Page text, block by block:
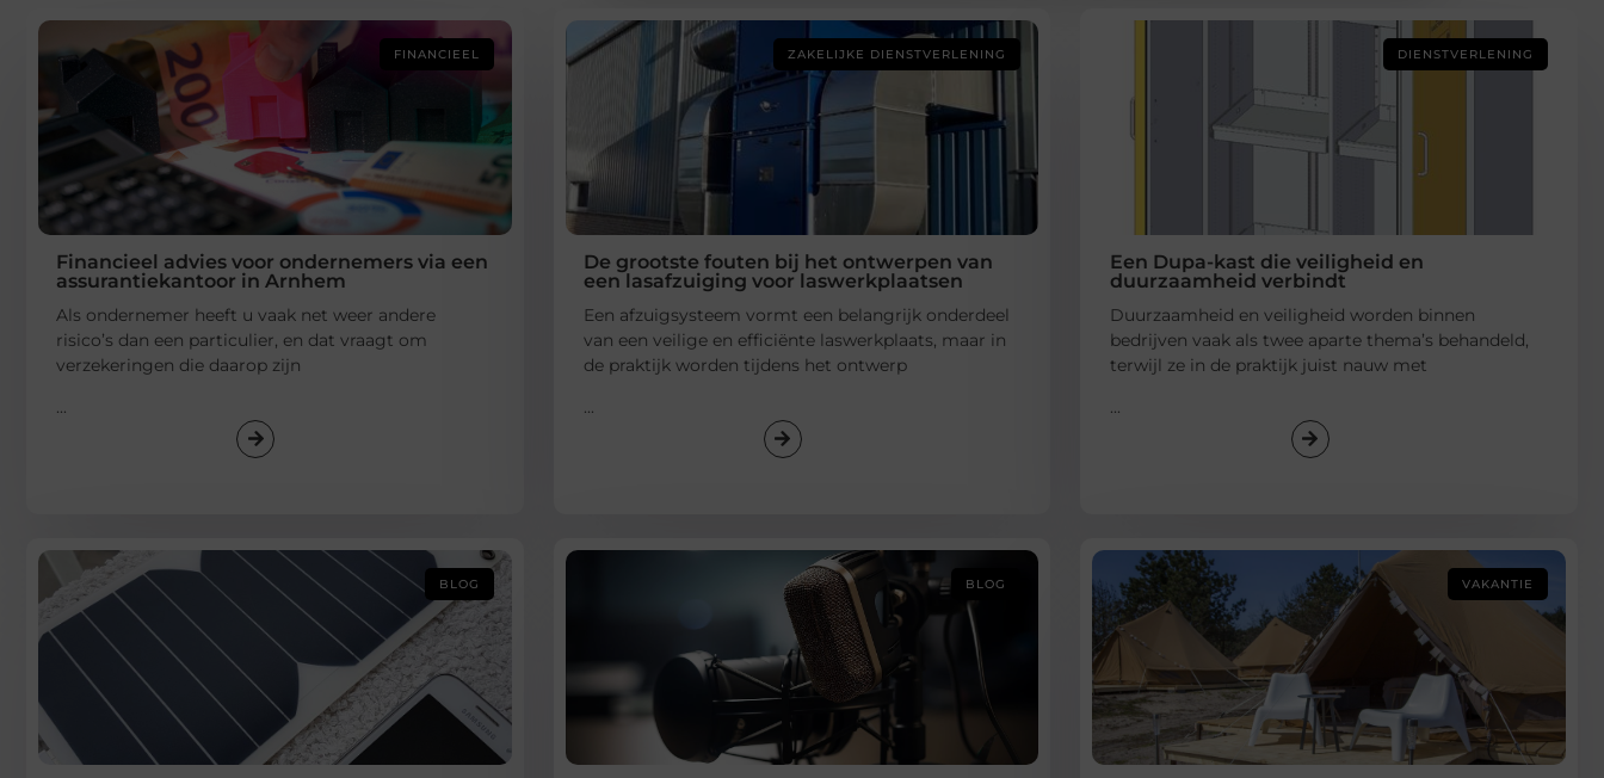
FINANCIEEL
Financieel advies voor ondernemers via een
assurantiekantoor in Arnhem
Als ondernemer heeft u vaak net weer andere
risico’s dan een particulier, en dat vraagt om
verzekeringen die daarop zijn
...
ZAKELIJKE DIENSTVERLENING
De grootste fouten bij het ontwerpen van
een lasafzuiging voor laswerkplaatsen
Een afzuigsysteem vormt een belangrijk onderdeel
van een veilige en efficiënte laswerkplaats, maar in
de praktijk worden tijdens het ontwerp
...
DIENSTVERLENING
Een Dupa-kast die veiligheid en
duurzaamheid verbindt
Duurzaamheid en veiligheid worden binnen
bedrijven vaak als twee aparte thema’s behandeld,
terwijl ze in de praktijk juist nauw met
...
BLOG BLOG VAKANTIE